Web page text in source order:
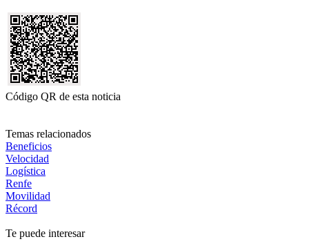
Código QR de esta noticia
Temas relacionados
Beneficios
Velocidad
Logística
Renfe
Movilidad
Récord
Te puede interesar